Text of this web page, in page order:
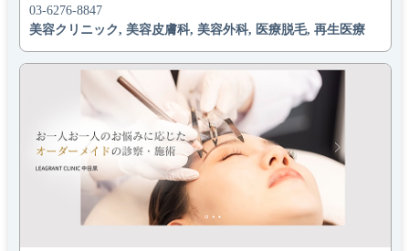
03-6276-8847
美容クリニック, 美容皮膚科, 美容外科, 医療脱毛, 再生医療